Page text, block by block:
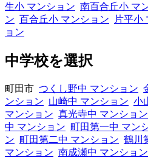
生小 マンション 南百合丘小 マ
ン 百合丘小 マンション 片平小
ョン
中学校を選択
町田市 つくし野中 マンション
ンション 山崎中 マンション 小
マンション 真光寺中 マンション
中 マンション 町田第一中 マン
ン 町田第二中 マンション 鶴川
マンション 南成瀬中 マンション